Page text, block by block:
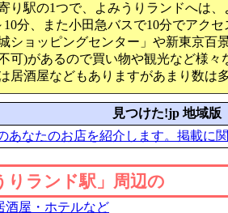
り駅の1つで、よみうりランドへは
10分、また小田急バスで10分でアク
ショッピングセンター」や新東京百
可)があるので買い物や観光など様
居酒屋などもありますがあまり数は
見つけた!jp 地域版
あなたのお店を紹介します。掲載に
りランド駅」周辺の
酒屋・ホテルなど